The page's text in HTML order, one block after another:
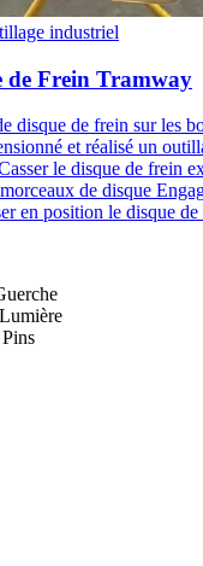
industriel
de Frein Tramway
disque de frein sur les
et réalisé un
le disque de frein
de disque
en position le disque